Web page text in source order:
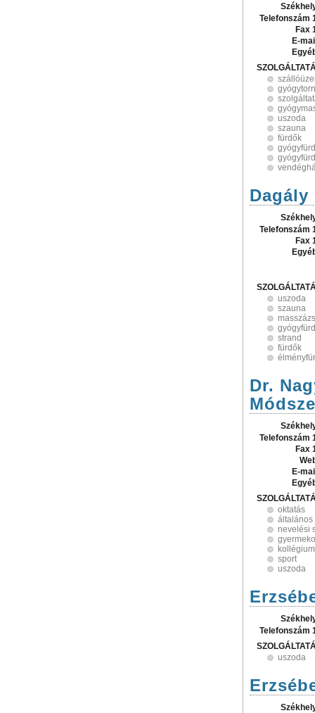
Telefonszám
Fax
E-
uszoda
szauna
fürdők
Telefonszám
Fax
uszoda
szauna
masszázs
strand
fürdők
Dr.
Telefonszám
Fax
E-
oktatás
általános
nevelési
kollégium
sport
uszoda
Telefonszám
uszoda